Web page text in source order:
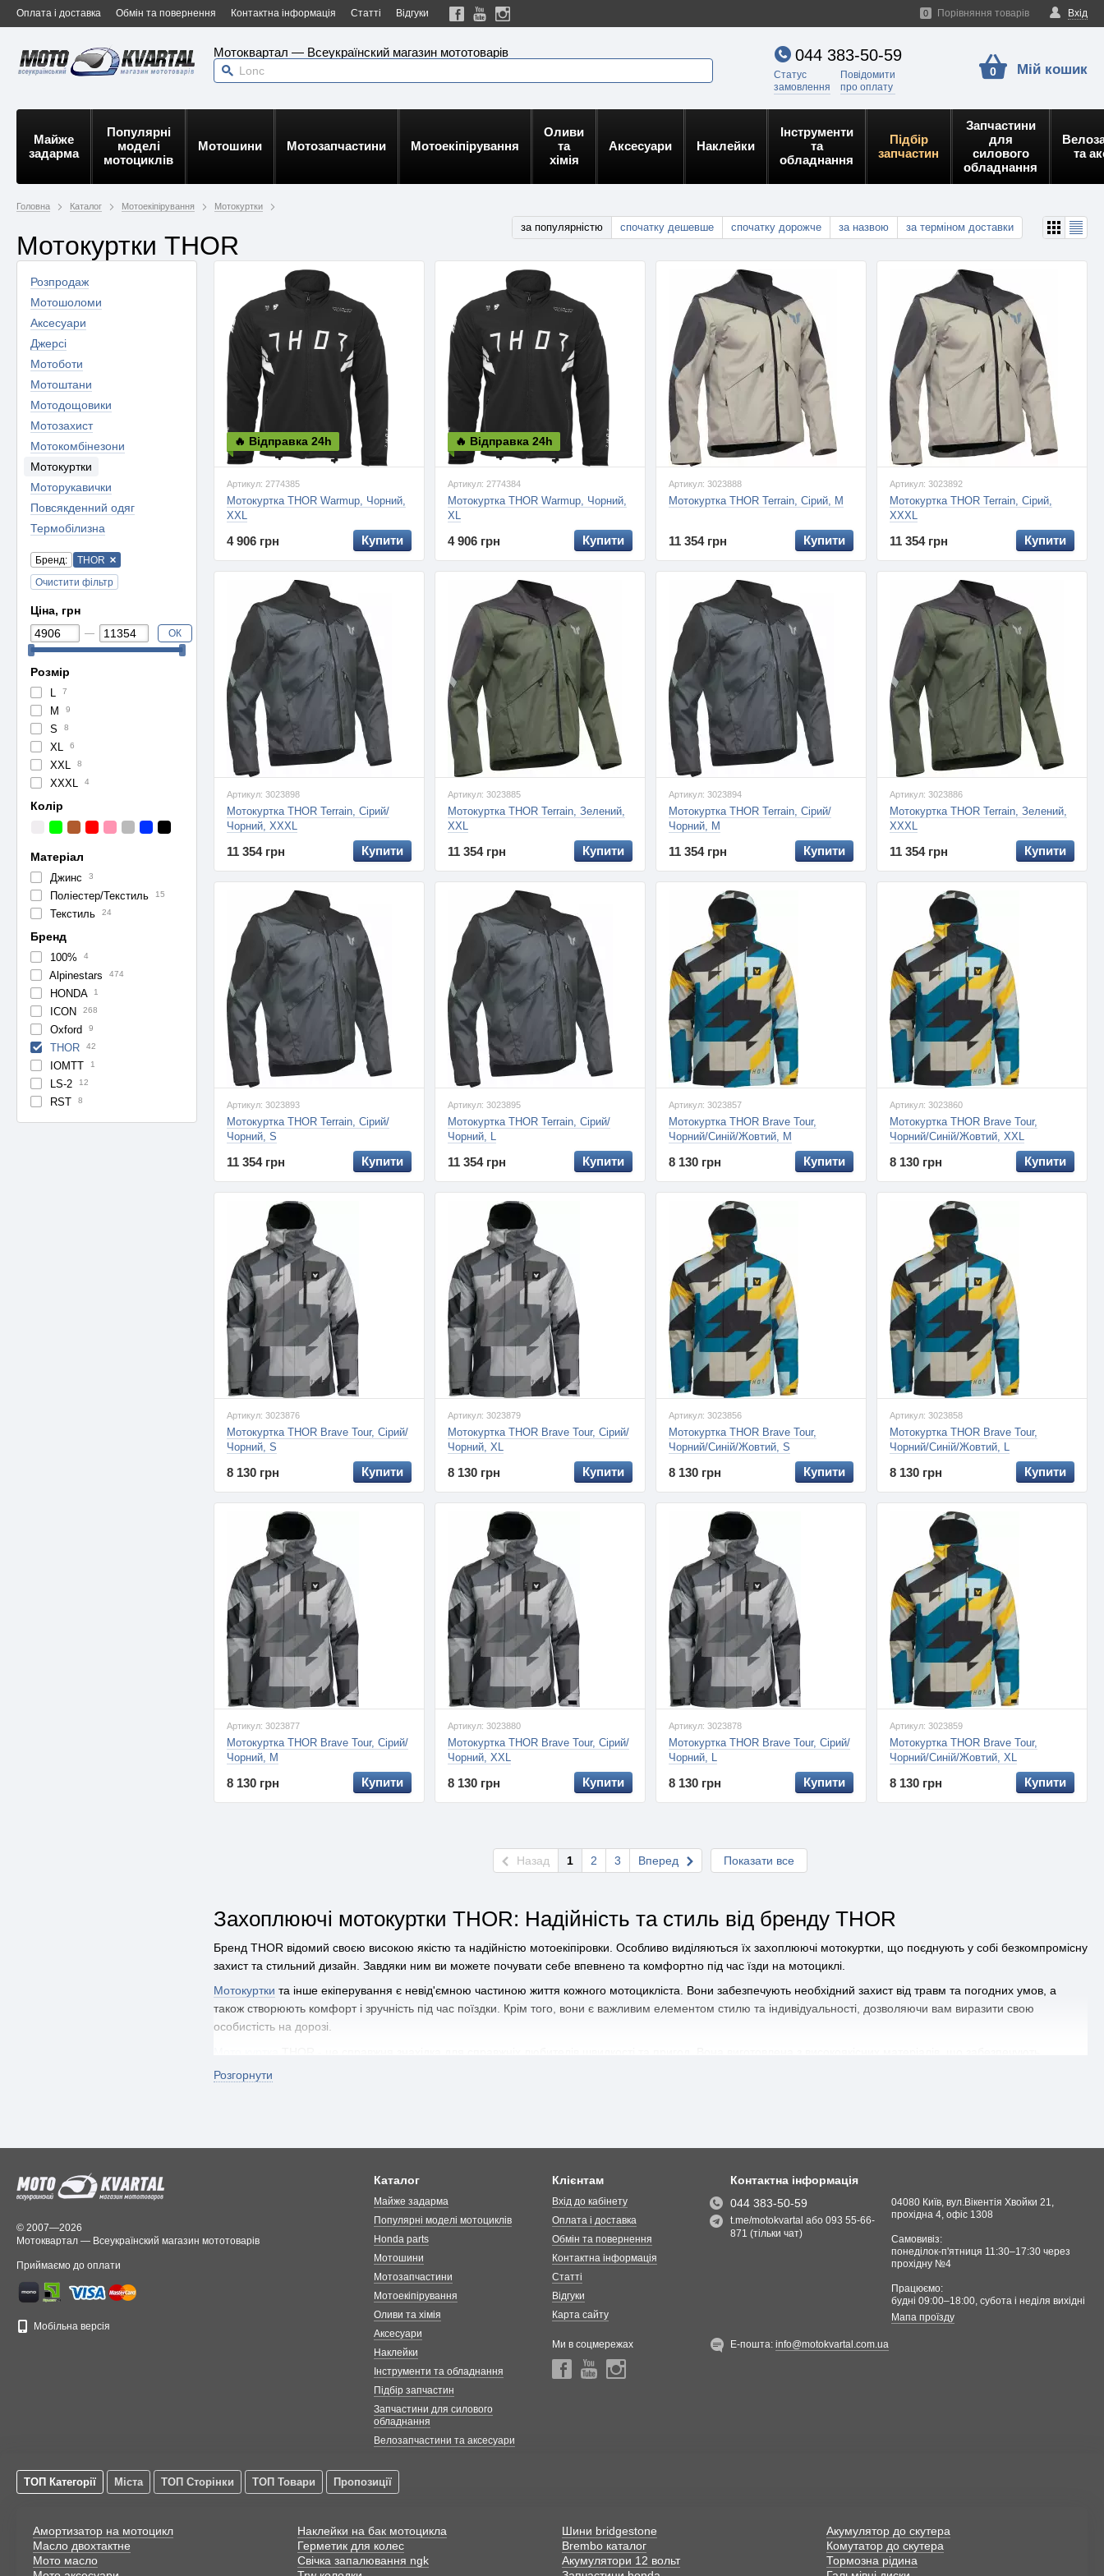
Оплата і доставка Обмін та повернення Контактна інформація Статті Відгуки Вхід
0 Порівняння товарів
Мотоквартал — Всеукраїнский магазин мототоварів 044 383-50-59
Статус
замовлення
Повідомити
про оплату
0 Мій кошик
Майже
задарма
Популярні
моделі
мотоциклів
Мотошини Мотозапчастини Мотоекіпірування
Оливи
та
хімія
Аксесуари Наклейки
Інструменти
та
обладнання
Підбір
запчастин
Запчастини
для
силового
обладнання
та
Головна Каталог Мотоекіпірування Мотокуртки
Мотокуртки THOR
Захоплюючі мотокуртки THOR: Надійність та стиль від бренду THOR
Бренд THOR відомий своєю високою якістю та надійністю мотоекіпіровки. Особливо виділяються їх захоплюючі мотокуртки, що поєднують у собі безкомпромісну
захист та стильний дизайн. Завдяки ним ви можете почувати себе впевнено та комфортно під час їзди на мотоциклі.
Мотокуртки та інше екіперування є невід'ємною частиною життя кожного мотоцикліста. Вони забезпечують необхідний захист від травм та погодних умов, а
також створюють комфорт і зручність під час поїздки. Крім того, вони є важливим елементом стилю та індивідуальності, дозволяючи вам виразити свою
особистість на дорозі.
максимальний захист від ударів та тертя. Крім того, мотокуртка має вбудовані системи вентиляції, які дозволяють регулювати температуру під час їзди. Це
гарантує їх довговічність та надійність. Замовляйте мотоекіпіровку у нас і отримуйте насолоду від безпечних та комфортних поїздок на мотоциклі!
Розгорнути
за популярністю спочатку дешевше спочатку дорожче за назвою за терміном доставки
🔥 Відправка 24h
Артикул: 2774385
Мотокуртка THOR Warmup, Чорний,
XXL
4 906 грн Купити
🔥 Відправка 24h
Артикул: 2774384
Мотокуртка THOR Warmup, Чорний,
XL
4 906 грн Купити
Артикул: 3023888
Мотокуртка THOR Terrain, Сірий, M
11 354 грн Купити
Артикул: 3023892
Мотокуртка THOR Terrain, Сірий,
XXXL
11 354 грн Купити
Артикул: 3023898
Мотокуртка THOR Terrain, Сірий/
Чорний, XXXL
11 354 грн Купити
Артикул: 3023885
Мотокуртка THOR Terrain, Зелений,
XXL
11 354 грн Купити
Артикул: 3023894
Мотокуртка THOR Terrain, Сірий/
Чорний, M
11 354 грн Купити
Артикул: 3023886
Мотокуртка THOR Terrain, Зелений,
XXXL
11 354 грн Купити
Артикул: 3023893
Мотокуртка THOR Terrain, Сірий/
Чорний, S
11 354 грн Купити
Артикул: 3023895
Мотокуртка THOR Terrain, Сірий/
Чорний, L
11 354 грн Купити
Артикул: 3023857
Мотокуртка THOR Brave Tour,
Чорний/Синій/Жовтий, M
8 130 грн Купити
Артикул: 3023860
Мотокуртка THOR Brave Tour,
Чорний/Синій/Жовтий, XXL
8 130 грн Купити
Артикул: 3023876
Мотокуртка THOR Brave Tour, Сірий/
Чорний, S
8 130 грн Купити
Артикул: 3023879
Мотокуртка THOR Brave Tour, Сірий/
Чорний, XL
8 130 грн Купити
Артикул: 3023856
Мотокуртка THOR Brave Tour,
Чорний/Синій/Жовтий, S
8 130 грн Купити
Артикул: 3023858
Мотокуртка THOR Brave Tour,
Чорний/Синій/Жовтий, L
8 130 грн Купити
Артикул: 3023877
Мотокуртка THOR Brave Tour, Сірий/
Чорний, M
8 130 грн Купити
Артикул: 3023880
Мотокуртка THOR Brave Tour, Сірий/
Чорний, XXL
8 130 грн Купити
Артикул: 3023878
Мотокуртка THOR Brave Tour, Сірий/
Чорний, L
8 130 грн Купити
Артикул: 3023859
Мотокуртка THOR Brave Tour,
Чорний/Синій/Жовтий, XL
8 130 грн Купити
Назад 1 2 3 Вперед Показати все
Розпродаж
Мотошоломи
Аксесуари
Джерсі
Мотоботи
Мотоштани
Мотодощовики
Мотозахист
Мотокомбінезони
Мотокуртки
Моторукавички
Повсякденний одяг
Термобілизна
Бренд:
THOR
Очистити фільтр
Ціна, грн
ОК
Розмір
L 7
M 9
S 8
XL 6
XXL 8
XXXL 4
Колір
Матеріал
Джинс 3
Поліестер/Текстиль 15
Текстиль 24
Бренд
100% 4
Alpinestars 474
HONDA 1
ICON 268
Oxford 9
THOR 42
IOMTT 1
LS-2 12
RST 8
© 2007—2026
Мотоквартал — Всеукраїнский магазин мототоварів
Приймаємо до оплати
Мобільна версія
Каталог
Майже задарма
Популярні моделі мотоциклів
Honda parts
Мотошини
Мотозапчастини
Мотоекіпірування
Оливи та хімія
Аксесуари
Наклейки
Інструменти та обладнання
Підбір запчастин
Запчастини для силового
обладнання
Велозапчастини та аксесуари
Клієнтам
Вхід до кабінету
Оплата і доставка
Обмін та повернення
Контактна інформація
Статті
Відгуки
Карта сайту
Ми в соцмережах
Контактна інформація
044 383-50-59
t.me/motokvartal або 093 55-66-
871 (тільки чат)
04080 Київ, вул.Вікентія Хвойки 21,
прохідна 4, офіс 1308
Самовивіз:
понеділок-п'ятниця 11:30–17:30 через
прохідну №4
Працюємо:
будні 09:00–18:00, cубота і неділя вихідні
Мапа проїзду
Е-пошта:info@motokvartal.com.ua
ТОП Категорії Міста ТОП Сторінки ТОП Товари Пропозиції
Амортизатор на мотоцикл
Масло двохтактне
Мото масло
Наклейки на бак мотоцикла
Герметик для колес
Свічка запалювання ngk
Шини bridgestone
Brembo каталог
Акумулятори 12 вольт
Акумулятор до скутера
Комутатор до скутера
Тормозна рідина